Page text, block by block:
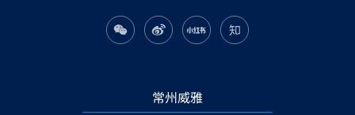
常州威雅